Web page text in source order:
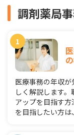
調剤薬局
医療事務の年収
しく解説します
アップを目指す
を目指したい方は